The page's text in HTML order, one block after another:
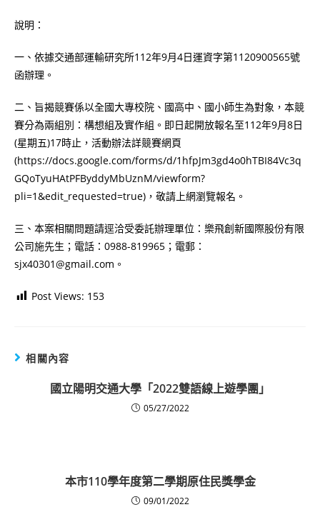
說明：
一、依據交通部運輸研究所112年9月4日運資字第1120900565號
函辦理。
二、旨揭競賽係以全國大專校院、國高中、國小師生為對象，本競
賽分為兩組別：構想組及實作組。即日起開放報名至112年9月8日
(星期五)17時止，活動辦法詳競賽網頁
(https://docs.google.com/forms/d/1hfpJm3gd4o0hTBI84Vc3q
GQoTyuHAtPFByddyMbUznM/viewform?
pli=1&edit_requested=true)，敬請上網瀏覽報名。
三、本案相關問題請逕洽受委託辦理單位：樂飛創新國際股份有限
公司施先生；電話：0988-819965；電郵：
sjx40301@gmail.com。
Post Views: 153
相關內容
國立陽明交通大學「2022雙語線上遊學團」
05/27/2022
本市110學年度第二學期原住民獎學金
09/01/2022